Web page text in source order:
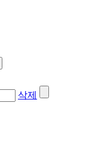
삭제